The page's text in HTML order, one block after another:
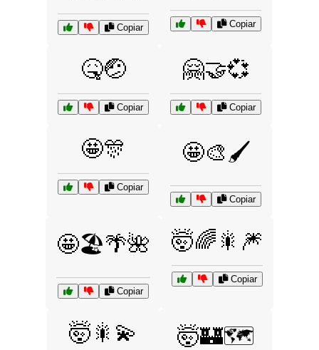
Copiar Copiar
🤒🤕
Copiar
🤗🤝💞
Copiar
🤩🎊
Copiar
🤩🎨🖌️
Copiar
🤩🏖️🌴🌺
Copiar
🤯🌈🎇🎆
Copiar
🤯🎇💫 🤯🏰🗺️